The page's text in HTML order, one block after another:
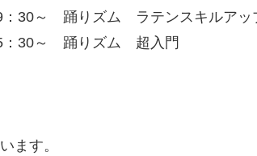
30～ 踊りズム ラテンスキルアッ
30～ 踊りズム 超入門
ます。